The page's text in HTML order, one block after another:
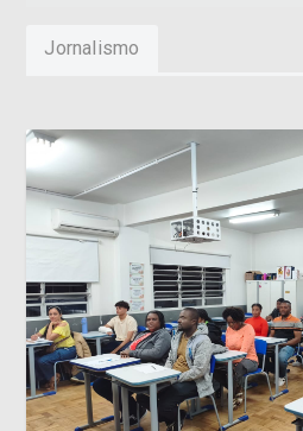
Jornalismo